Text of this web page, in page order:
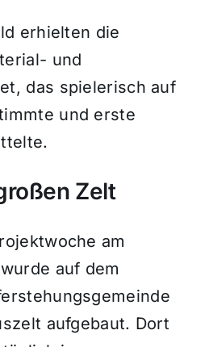
erhielten die
und
das spielerisch auf
und erste
Zelt
am
auf dem
aufgebaut. Dort